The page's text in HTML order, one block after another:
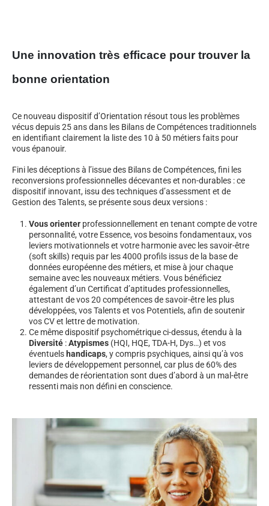
Une innovation très efficace pour trouver la
bonne orientation
Ce nouveau dispositif d’Orientation résout tous les problèmes
vécus depuis 25 ans dans les Bilans de Compétences traditionnels
en identifiant clairement la liste des 10 à 50 métiers faits pour
vous épanouir.
Fini les déceptions à l’issue des Bilans de Compétences, fini les
reconversions professionnelles décevantes et non-durables : ce
dispositif innovant, issu des techniques d’assessment et de
Gestion des Talents, se présente sous deux versions :
Vous orienter professionnellement en tenant compte de votre
personnalité, votre Essence, vos besoins fondamentaux, vos
leviers motivationnels et votre harmonie avec les savoir-être
(soft skills) requis par les 4000 profils issus de la base de
données européenne des métiers, et mise à jour chaque
semaine avec les nouveaux métiers. Vous bénéficiez
également d’un Certificat d’aptitudes professionnelles,
attestant de vos 20 compétences de savoir-être les plus
développées, vos Talents et vos Potentiels, afin de soutenir
vos CV et lettre de motivation.
Ce même dispositif psychométrique ci-dessus, étendu à la
Diversité :Atypismes (HQI, HQE, TDA-H, Dys…) et vos
éventuels handicaps, y compris psychiques, ainsi qu’à vos
leviers de développement personnel, car plus de 60% des
demandes de réorientation sont dues d’abord à un mal-être
ressenti mais non défini en conscience.